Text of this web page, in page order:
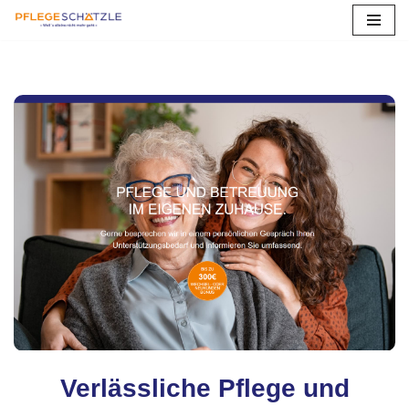
springen
Verlässliche Pflege und